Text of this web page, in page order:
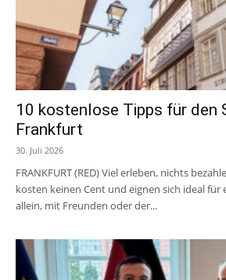
10 kostenlose Tipps für den
Frankfurt
30. Juli 2026
FRANKFURT (RED) Viel erleben, nichts
kosten keinen Cent und eignen sich ideal für
allein, mit Freunden oder der...